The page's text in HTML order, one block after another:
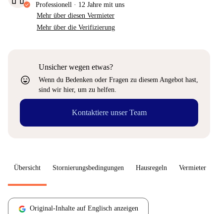
Professionell · 12 Jahre mit uns
Mehr über diesen Vermieter
Mehr über die Verifizierung
sentiment_very_satisfied
Unsicher wegen etwas?
Wenn du Bedenken oder Fragen zu diesem Angebot hast,
sind wir hier, um zu helfen.
Kontaktiere unser Team
Übersicht Stornierungsbedingungen Hausregeln Vermieter
Original-Inhalte auf Englisch anzeigen